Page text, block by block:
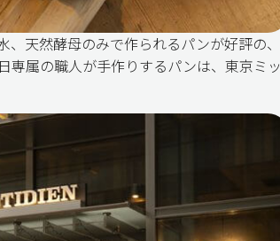
天然酵母のみで作られるパンが好評の、
専属の職人が手作りするパンは、東京ミッ